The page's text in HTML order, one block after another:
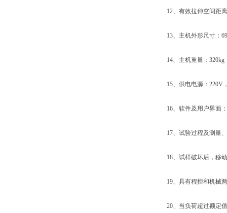
12、有效拉伸空间距离
13、主机外形尺寸：
14、主机重量：320kg
15、供电电源：220V，
16、软件及用户界面：
17、试验过程及测量、
18、试样破坏后，移动
19、具有程控和机械两
20、当负荷超过额定值